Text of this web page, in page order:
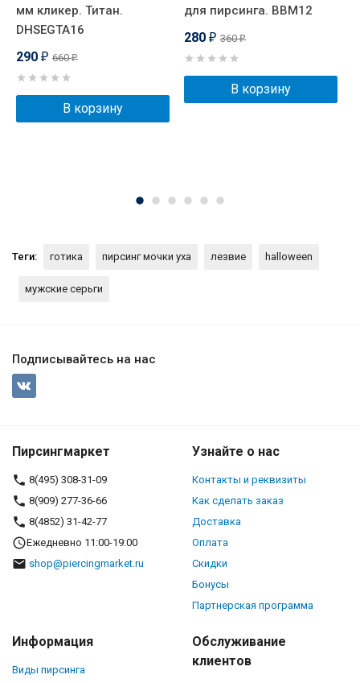
мм кликер. Титан.
DHSEGTA16
290 ₽ 660₽
В корзину
для пирсинга. BBM12
280 ₽ 360₽
В корзину
Теги: готика пирсинг мочки уха лезвие halloween
мужские серьги
Подписывайтесь на нас
Пирсингмаркет
8(495) 308-31-09
8(909) 277-36-66
8(4852) 31-42-77
Ежедневно 11:00-19:00
shop@piercingmarket.ru
Узнайте о нас
Контакты и реквизиты
Как сделать заказ
Доставка
Оплата
Скидки
Бонусы
Партнерская программа
Информация
Виды пирсинга
Обслуживание
клиентов